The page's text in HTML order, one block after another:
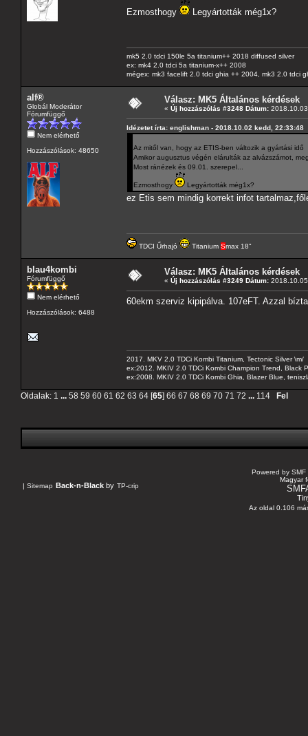
Ezmosthogy
Legyártották még1x?
mk5 2.0 tdci 150le 5a titanium++ 2018 diffused silver
ex: mk4 2.0 tdci 5a titanium-x++ 2008
mégex: mk3 facelift 2.0 tdci ghia ++ 2004, mk3 2.0 tdci
alf®
Globál Moderátor
Fórumfüggő
Nem elérhető
Hozzászólások: 48650
Válasz: MK5 Általános kérdések
« Új hozzászólás #3248 Dátum:
Idézetet írta: englishman - 2018.10.02 kedd, 22:33:48
Az mitől van, hogy az ETIS-ben változik a gyártási idő
Amikor augusztus végén elárulták az alvázszámot,
Most ránézek és 09.01. szerepel...
Ezmosthogy Legyártották még1x?
ez Etis sem mindig korrekt infot
TDCI Űrhajó Titanium Smax 18"
blau4kombi
Fórumfüggő
Nem elérhető
Hozzászólások: 6488
Válasz: MK5 Általános kérdések
« Új hozzászólás #3249 Dátum:
60ekm szerviz kipipálva. 107eFT. Azzal
2017. MKV 2.0 TDCi Kombi Titanium, Tectonic Silver \m/
ex:2012. MKIV 2.0 TDCi Kombi Champion Trend, Black
ex:2008. MKIV 2.0 TDCi Kombi Ghia, Blazer Blue,
Oldalak: 1 ... 58 59 60 61 62 63 64 [65] 66 67 68 69 70 71 72 ... 114 Fel
| Sitemap Back-n-Black by TP-crip
Powered by SMF
Magyar
Az oldal 0.106